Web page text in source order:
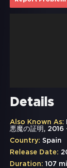
Details
Also Known As:
悪魔の証明,
Country: Spain
Release Date:
Duration: 107